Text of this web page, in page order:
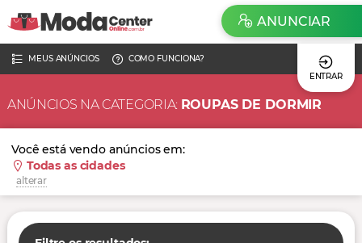
MEUS ANÚNCIOS
COMO FUNCIONA?
ENTRAR
ANUNCIAR
ANÚNCIOS NA CATEGORIA: ROUPAS DE DORMIR
Você está vendo anúncios em:
Todas as cidades
alterar